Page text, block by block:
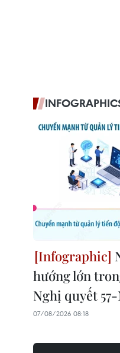
hướng lớn
Nghị quyết
07/08/2026 08:18